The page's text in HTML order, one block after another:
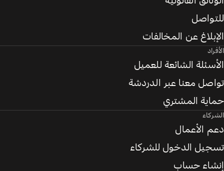
للتواصل
الإبلاغ عن المخالفات
الأفراد
الأسئلة الشائعة للعميل
تواصل معنا عبر الدردشة
حماية المشتري
الشركاء
دعم الأعمال
تسجيل الدخول للشركاء
إنشاء حساب